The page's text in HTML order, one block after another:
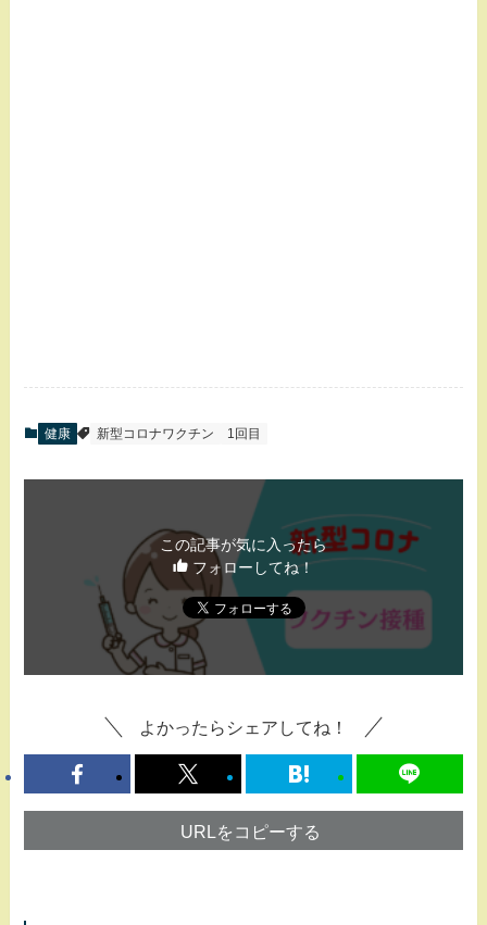
健康 新型コロナワクチン 1回目
この記事が気に入ったら
フォローしてね！
よかったらシェアしてね！
URLをコピーする